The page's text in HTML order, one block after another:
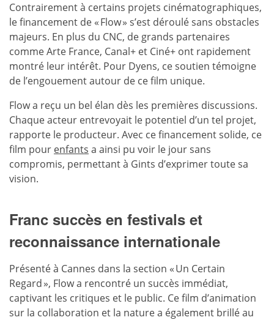
Contrairement à certains projets cinématographiques,
le financement de « Flow » s’est déroulé sans obstacles
majeurs. En plus du CNC, de grands partenaires
comme Arte France, Canal+ et Ciné+ ont rapidement
montré leur intérêt. Pour Dyens, ce soutien témoigne
de l’engouement autour de ce film unique.
Flow a reçu un bel élan dès les premières discussions.
Chaque acteur entrevoyait le potentiel d’un tel projet,
rapporte le producteur. Avec ce financement solide, ce
film pour enfants a ainsi pu voir le jour sans
compromis, permettant à Gints d’exprimer toute sa
vision.
Franc succès en festivals et
reconnaissance internationale
Présenté à Cannes dans la section « Un Certain
Regard », Flow a rencontré un succès immédiat,
captivant les critiques et le public. Ce film d’animation
sur la collaboration et la nature a également brillé au